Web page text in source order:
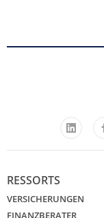
RESSORTS
VERSICHERUNGEN
FINANZBERATER